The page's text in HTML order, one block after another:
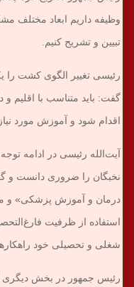
وظیفه داریم ابعاد مختلف
تبیین و تشریح کنیم.
رئیسی تغییر الگوی کشت را
گفت: باید متناسب با اقلیم
اقدام شود و آموزش مورد
آیت‌الله رئیسی در ادامه
نخبگان را ضروری دانست و
درمان و آموزش پزشکی» و
استفاده از ظرفیت
شغلی و تحصیلی خود
رئیس جمهور در بخش دیگری